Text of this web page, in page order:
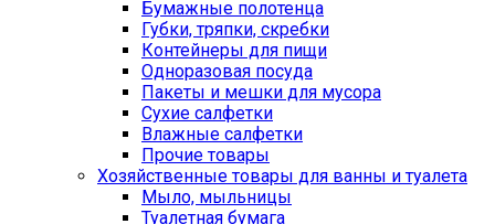
Бумажные полотенца
Губки, тряпки, скребки
Контейнеры для пищи
Одноразовая посуда
Пакеты и мешки для мусора
Сухие салфетки
Влажные салфетки
Прочие товары
Хозяйственные товары для ванны и туалета
Мыло, мыльницы
Туалетная бумага